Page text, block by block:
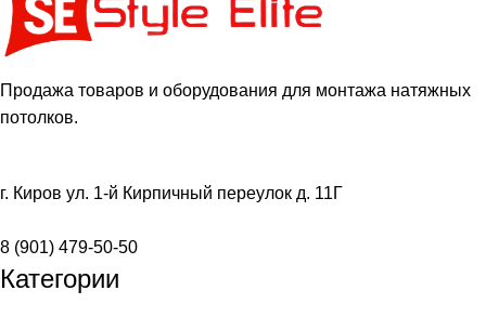
Продажа товаров и оборудования для монтажа натяжных
потолков.
г. Киров ул. 1-й Кирпичный переулок д. 11Г
8 (901) 479-50-50
Категории